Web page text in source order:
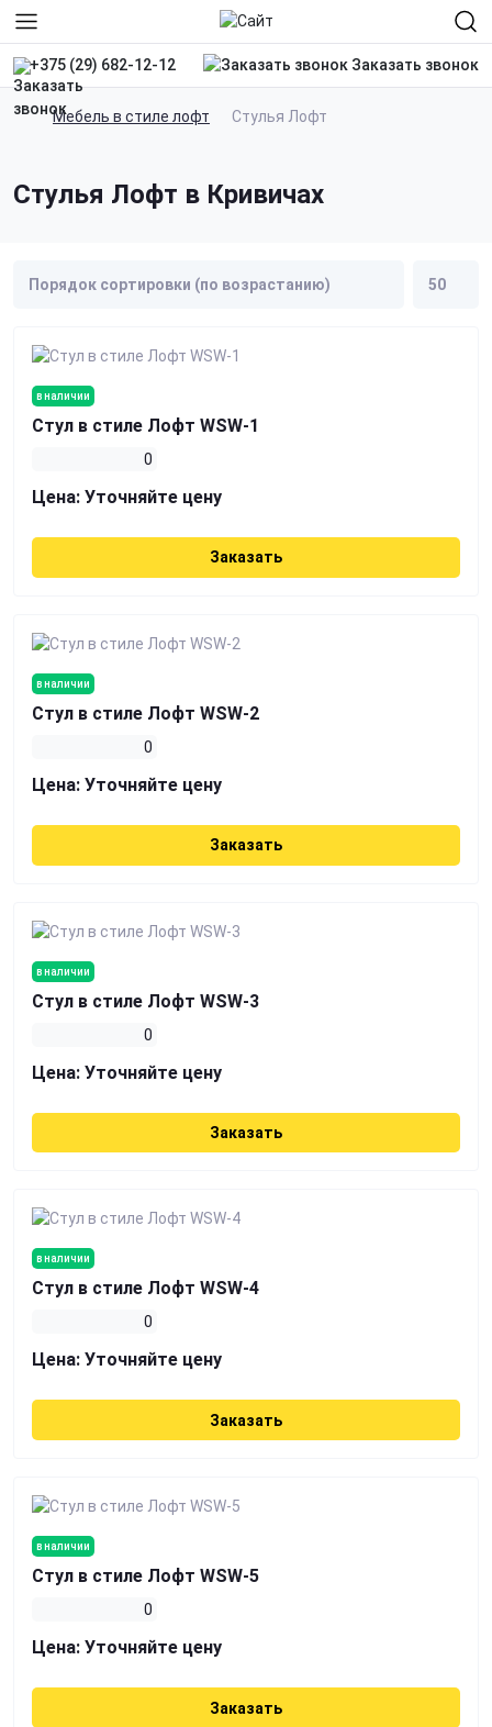
+375 (29) 682-12-12 Заказать звонок
Мебель в стиле лофт Стулья Лофт
Стулья Лофт в Кривичах
в наличии
Стул в стиле Лофт WSW-1
0
Цена: Уточняйте цену
Заказать
в наличии
Стул в стиле Лофт WSW-2
0
Цена: Уточняйте цену
Заказать
в наличии
Стул в стиле Лофт WSW-3
0
Цена: Уточняйте цену
Заказать
в наличии
Стул в стиле Лофт WSW-4
0
Цена: Уточняйте цену
Заказать
в наличии
Стул в стиле Лофт WSW-5
0
Цена: Уточняйте цену
Заказать